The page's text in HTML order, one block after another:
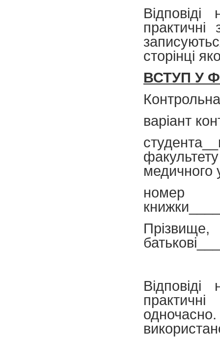
сторінці
ВСТУП У
варіант
медичного